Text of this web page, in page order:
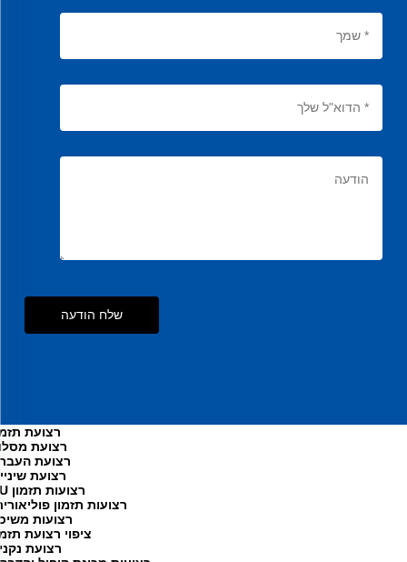
שלח הודעה
רצועת
רצועת
רצועת
רצועת
רצועות תזמון PU
רצועות תזמון
רצועות
ציפוי רצועת
רצועת